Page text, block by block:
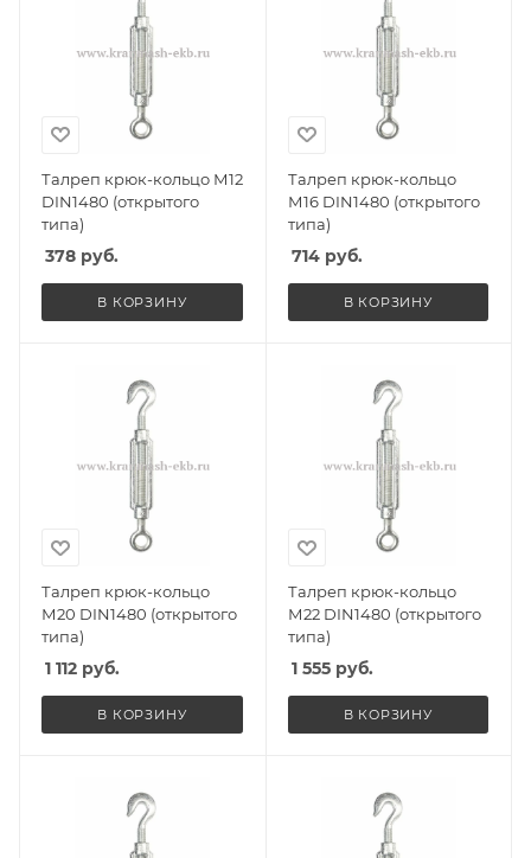
Талреп крюк-кольцо М12
DIN1480 (открытого
типа)
378 руб.
В КОРЗИНУ
Талреп крюк-кольцо
М16 DIN1480 (открытого
типа)
714руб.
В КОРЗИНУ
Талреп крюк-кольцо
М20 DIN1480 (открытого
типа)
1 112 руб.
В КОРЗИНУ
Талреп крюк-кольцо
М22 DIN1480 (открытого
типа)
1 555руб.
В КОРЗИНУ